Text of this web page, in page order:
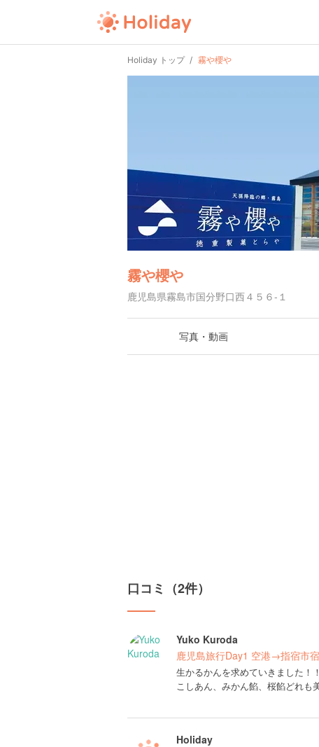
Holiday トップ 霧や櫻や
霧や櫻や
鹿児島県霧島市国分野口西４５６-１
写真・動画
口コミ（2件）
Yuko Kuroda
鹿児島旅行Day1 空港→指宿市
生かるかんを求めていきました！！
こしあん、みかん餡、桜餡どれも
Holiday